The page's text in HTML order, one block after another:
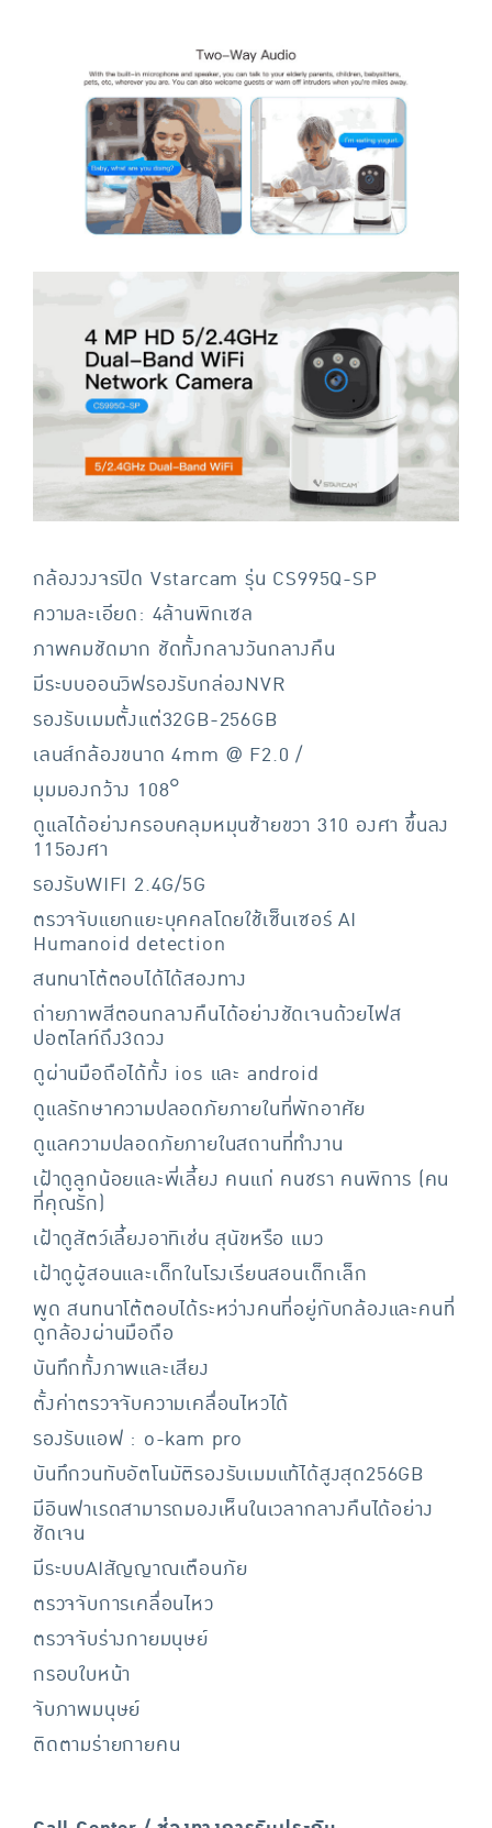
กล้องวงจรปิด Vstarcam รุ่น CS995Q-SP
ความละเอียด: 4ล้านพิกเซล
ภาพคมชัดมาก ชัดทั้งกลางวันกลางคืน
มีระบบออนวิฟรองรับกล่องNVR
รองรับเมมตั้งแต่32GB-256GB
เลนส์กล้องขนาด 4mm @ F2.0 /
มุมมองกว้าง 108°
ดูแลได้อย่างครอบคลุมหมุนซ้ายขวา 310 องศา ขึ้นลง
115องศา
รองรับWIFI 2.4G/5G
ตรวจจับแยกแยะบุคคลโดยใช้เซ็นเซอร์ AI
Humanoid detection
สนทนาโต้ตอบได้ได้สองทาง
ถ่ายภาพสีตอนกลางคืนได้อย่างชัดเจนด้วยไฟส
ปอตไลท์ถึง3ดวง
ดูผ่านมือถือได้ทั้ง ios และ android
ดูแลรักษาความปลอดภัยภายในที่พักอาศัย
ดูแลความปลอดภัยภายในสถานที่ทำงาน
เฝ้าดูลูกน้อยและพี่เลี้ยง คนแก่ คนชรา คนพิการ (คน
ที่คุณรัก)
เฝ้าดูสัตว์เลี้ยงอาทิเช่น สุนัขหรือ แมว
เฝ้าดูผู้สอนและเด็กในโรงเรียนสอนเด็กเล็ก
พูด สนทนาโต้ตอบได้ระหว่างคนที่อยู่กับกล้องและคนที่
ดูกล้องผ่านมือถือ
บันทึกทั้งภาพและเสียง
ตั้งค่าตรวจจับความเคลื่อนไหวได้
รองรับแอฟ : o-kam pro
บันทึกวนทับอัตโนมัติรองรับเมมแท้ได้สูงสุด256GB
มีอินฟาเรดสามารถมองเห็นในเวลากลางคืนได้อย่าง
ชัดเจน
มีระบบAIสัญญาณเตือนภัย
ตรวจจับการเคลื่อนไหว
ตรวจจับร่างกายมนุษย์
กรอบใบหน้า
จับภาพมนุษย์
ติดตามร่ายกายคน